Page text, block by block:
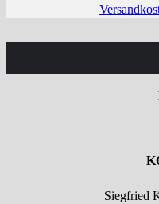
Siegfried